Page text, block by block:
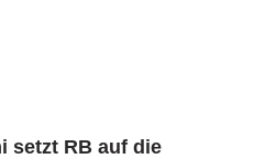
setzt RB auf die